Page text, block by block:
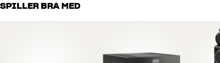
Signal/støy: >100 dB
SPILLER BRA MED